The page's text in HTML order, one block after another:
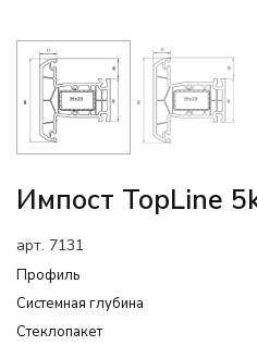
Импост TopLine
арт. 7131
Профиль
Системная глубина
Cтеклопакет